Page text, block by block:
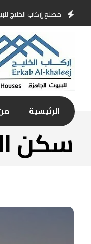
مصنع إركاب الخليج
الرئيسية
سكن